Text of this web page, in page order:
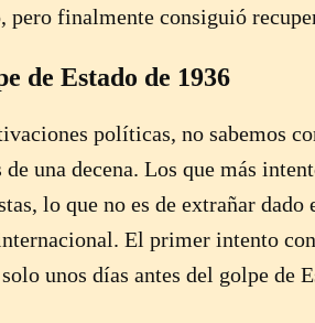
finalmente consiguió
de Estado de 1936
políticas, no sabemos
una decena. Los que más
lo que no es de extrañar
El primer intento
unos días antes del golpe de